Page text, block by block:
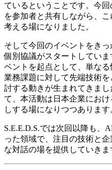
ているということです。今回
を参加者と共有しながら、
考える場になりました。
そして今回のイベントをき
個別協議がスタートしていま
ベントを起点として、単な
業務課題に対して先端技術
討する動きが生まれてきま
て、本活動は日本企業にお
しする場になりつつあります
S.E.E.D.S.では次回以降も、
った領域で、注目の技術と
な対話の場を提供していきま